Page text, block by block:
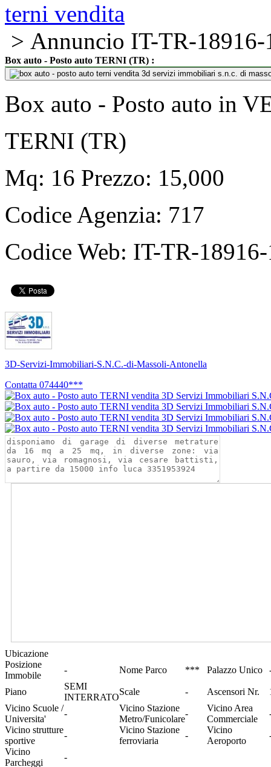
terni vendita
> Annuncio IT-TR-18916-
Box auto - Posto auto TERNI (TR) :
Box auto - Posto auto in
TERNI (TR)
Mq: 16 Prezzo: 15,000
Codice Agenzia: 717
Codice Web: IT-TR-
3D-Servizi-Immobiliari-S.N.C.-di-Massoli-Antonella
Contatta 074440***
Ubicazione
Posizione
Immobile
- Nome Parco *** Palazzo Unico
Piano
SEMI
INTERRATO
Scale - Ascensori Nr.
Vicino Scuole /
Universita'
-
Vicino Stazione
Metro/Funicolare
-
Vicino Area
Commerciale
Vicino strutture
sportive
-
Vicino Stazione
ferroviaria
-
Vicino
Aeroporto
Vicino
Parcheggi
-